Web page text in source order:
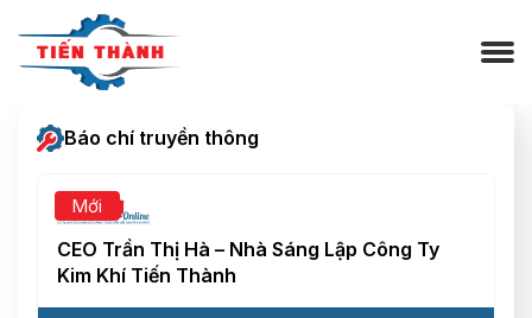
Báo chí truyền thông
Mới
CEO Trần Thị Hà – Nhà Sáng Lập Công Ty
Kim Khí Tiến Thành